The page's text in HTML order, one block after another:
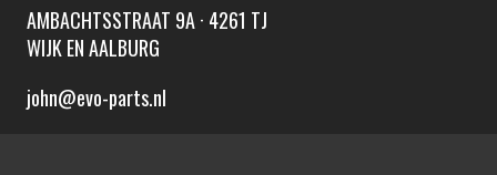
AMBACHTSSTRAAT 9A · 4261 TJ
WIJK EN AALBURG
john@evo-parts.nl